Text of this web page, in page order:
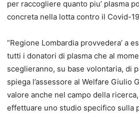
per raccogliere quanto piu’ plasma
concreta nella lotta contro il Covid-
“Regione Lombardia provvedera’ a
tutti i donatori di plasma che al
sceglieranno, su base volontaria, di
spiega l’assessore al Welfare Giulio
valore anche nel campo della
effettuare uno studio specifico sulla